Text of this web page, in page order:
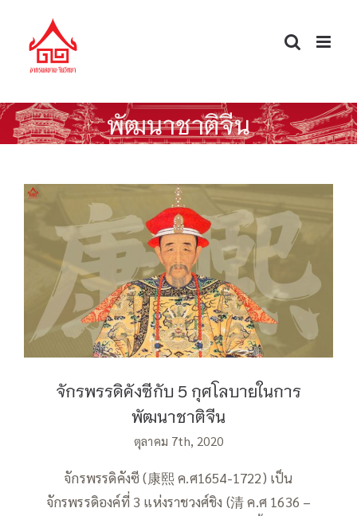
content
พัฒนาชาติจีน
จักรพรรดิคังซีกับ 5 กุศโลบายในการ
พัฒนาชาติจีน
จักรพรรดิคังซีกับ 5 กุศโลบายในการ
พัฒนาชาติจีน
ตุลาคม 7th, 2020
จักรพรรดิคังซี (康熙 ค.ศ1654-1722) เป็น
จักรพรรดิองค์ที่ 3 แห่งราชวงศ์ชิง (清 ค.ศ 1636 –